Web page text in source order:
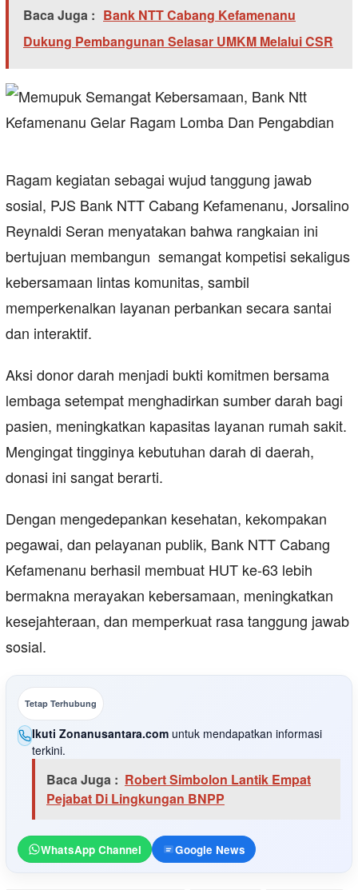
Baca Juga : Bank NTT Cabang Kefamenanu
Dukung Pembangunan Selasar UMKM Melalui CSR
Ragam kegiatan sebagai wujud tanggung jawab
sosial, PJS Bank NTT Cabang Kefamenanu, Jorsalino
Reynaldi Seran menyatakan bahwa rangkaian ini
bertujuan membangun semangat kompetisi sekaligus
kebersamaan lintas komunitas, sambil
memperkenalkan layanan perbankan secara santai
dan interaktif.
Aksi donor darah menjadi bukti komitmen bersama
lembaga setempat menghadirkan sumber darah bagi
pasien, meningkatkan kapasitas layanan rumah sakit.
Mengingat tingginya kebutuhan darah di daerah,
donasi ini sangat berarti.
Dengan mengedepankan kesehatan, kekompakan
pegawai, dan pelayanan publik, Bank NTT Cabang
Kefamenanu berhasil membuat HUT ke‑63 lebih
bermakna merayakan kebersamaan, meningkatkan
kesejahteraan, dan memperkuat rasa tanggung jawab
sosial.
Tetap Terhubung
Ikuti Zonanusantara.com untuk mendapatkan informasi
terkini.
Baca Juga : Robert Simbolon Lantik Empat
Pejabat Di Lingkungan BNPP
WhatsApp Channel Google News